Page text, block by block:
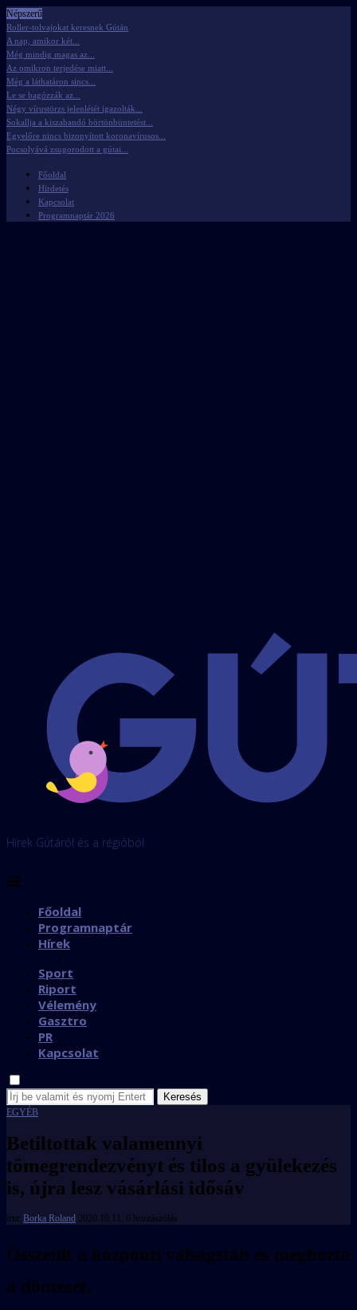
Népszerű
Roller-tolvajokat keresnek Gútán
A nap, amikor két...
Még mindig magas az...
Az omikron terjedése miatt...
Még a láthatáron sincs...
Le se bagózzák az...
Négy vírustörzs jelenlétét igazolták...
Sokallja a kiszabandó börtönbüntetést...
Egyelőre nincs bizonyított koronavírusos...
Pocsolyává zsugorodott a gútai...
Főoldal
Hirdetés
Kapcsolat
Programnaptár 2026
Hírek Gútáról és a régióból
Főoldal
Programnaptár
Hírek
Sport
Riport
Vélemény
Gasztro
PR
Kapcsolat
Keresés
EGYÉB
Betiltottak valamennyi
tömegrendezvényt és tilos a gyülekezés
is, újra lesz vásárlási idősáv
írta: Borka Roland 2020.10.11. 0 hozzászólás
Összeült a központi válságstáb és meghozta
a döntését.